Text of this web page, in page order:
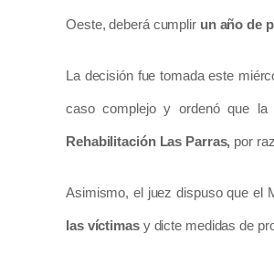
Oeste, deberá cumplir un año de
La decisión fue tomada este
caso complejo y ordenó que
Rehabilitación Las Parras, por
Asimismo, el juez dispuso que el
las víctimasy dicte medidas de